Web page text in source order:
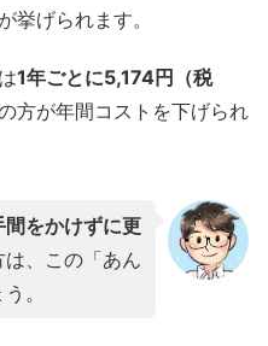
挙げられます。
1年ごとに5,174円（税
方が年間コストを下げられ
をかけずに更
は、この「あん
。